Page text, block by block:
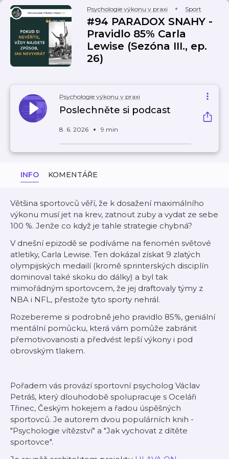
Psychologie výkonu v praxi Sport
#94 PARADOX SNAHY -
Pravidlo 85% Carla
Lewise (Sezóna III., ep.
26)
Psychologie výkonu v praxi
Poslechněte si podcast
8. 6. 2026 9 min
INFO KOMENTÁŘE
Většina sportovců věří, že k dosažení maximálního
výkonu musí jet na krev, zatnout zuby a vydat ze sebe
100 %. Jenže co když je tahle strategie chybná?
V dnešní epizodě se podíváme na fenomén světové
atletiky, Carla Lewise. Ten dokázal získat 9 zlatých
olympijských medailí (kromě sprinterských disciplín
dominoval také skoku do dálky) a byl tak
mimořádným sportovcem, že jej draftovaly týmy z
NBA i NFL, přestože tyto sporty nehrál.
Rozebereme si podrobně jeho pravidlo 85%, geniální
mentální pomůcku, která vám pomůže zabránit
přemotivovanosti a předvést lepší výkony i pod
obrovským tlakem.
Pořadem vás provází sportovní psycholog Václav
Petráš, který dlouhodobě spolupracuje s Oceláři
Třinec, Českým hokejem a řadou úspěšných
sportovců. Je autorem dvou populárních knih -
"Psychologie vítězství" a "Jak vychovat z dítěte
sportovce".